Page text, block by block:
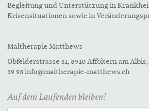
Begleitung und Unterstützung in
Krisensituationen sowie in
Maltherapie Matthews
Obfelderstrasse 31, 8910 Affoltern am
39 93 info@maltherapie-matthews.ch
Auf dem Laufenden bleiben!